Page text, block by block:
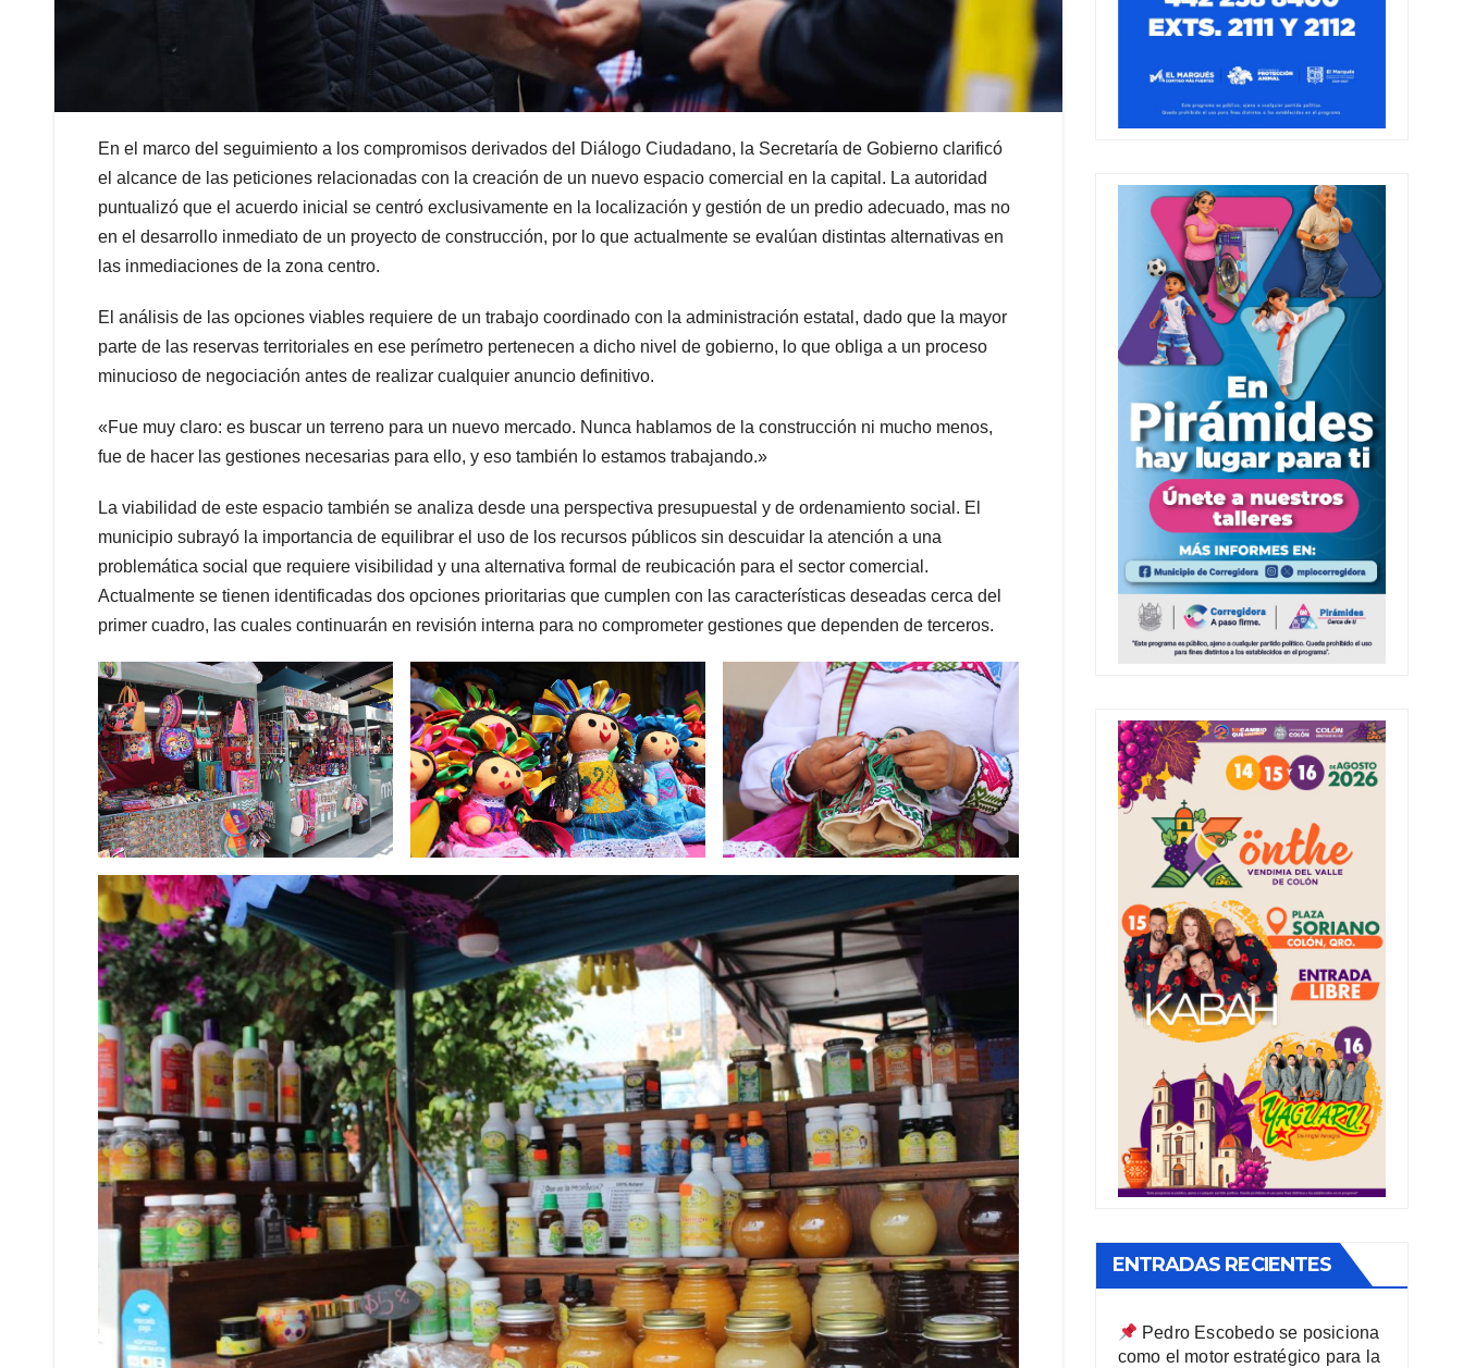
En el marco del seguimiento a los compromisos derivados del Diálogo Ciudadano, la Secretaría de Gobierno clarificó
el alcance de las peticiones relacionadas con la creación de un nuevo espacio comercial en la capital. La autoridad
puntualizó que el acuerdo inicial se centró exclusivamente en la localización y gestión de un predio adecuado, mas no
en el desarrollo inmediato de un proyecto de construcción, por lo que actualmente se evalúan distintas alternativas en
las inmediaciones de la zona centro.
El análisis de las opciones viables requiere de un trabajo coordinado con la administración estatal, dado que la mayor
parte de las reservas territoriales en ese perímetro pertenecen a dicho nivel de gobierno, lo que obliga a un proceso
minucioso de negociación antes de realizar cualquier anuncio definitivo.
«Fue muy claro: es buscar un terreno para un nuevo mercado. Nunca hablamos de la construcción ni mucho menos,
fue de hacer las gestiones necesarias para ello, y eso también lo estamos trabajando.»
La viabilidad de este espacio también se analiza desde una perspectiva presupuestal y de ordenamiento social. El
municipio subrayó la importancia de equilibrar el uso de los recursos públicos sin descuidar la atención a una
problemática social que requiere visibilidad y una alternativa formal de reubicación para el sector comercial.
Actualmente se tienen identificadas dos opciones prioritarias que cumplen con las características deseadas cerca del
primer cuadro, las cuales continuarán en revisión interna para no comprometer gestiones que dependen de terceros.
ENTRADAS RECIENTES
Pedro Escobedo se posiciona
como el motor estratégico para la